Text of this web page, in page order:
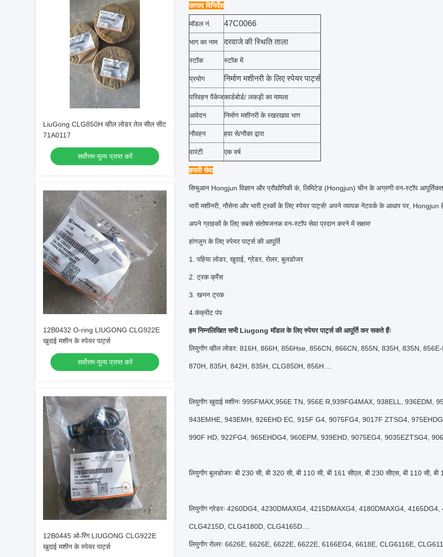
LiuGong CLG850H व्हील लोडर तेल सील सीट
71A0117
सर्वोत्तम मूल्य प्राप्त करें
12B0432 O-ring LIUGONG CLG922E
खुदाई मशीन के स्पेयर पार्ट्स
सर्वोत्तम मूल्य प्राप्त करें
12B0445 ओ-रिंग LIUGONG CLG922E
खुदाई मशीन के स्पेयर पार्ट्स
उत्पाद विनिर्देश
मॉडल नं. 47C0066
भाग का नाम दरवाजे की स्थिति ताला
स्टॉक स्टॉक में
प्रयोग निर्माण मशीनरी के लिए स्पेयर पार्ट्स
परिवहन पैकेजकार्डबोर्ड/ लकड़ी का मामला
आवेदन निर्माण मशीनरी के रखरखाव भाग
नौवहन हवा से/नौका द्वारा
वारंटी एक वर्ष
हमारी सेवा
सिचुआन Hongjun विज्ञान और प्रौद्योगिकी कं, लिमिटेड (Hongjun) चीन के अग्रणी वन-स्टॉप
भारी मशीनरी, नौसेना और भारी ट्रकों के लिए स्पेयर पार्ट्स! अपने व्यापक नेटवर्क के आधार पर, Hongjun
अपने ग्राहकों के लिए सबसे संतोषजनक वन-स्टॉप सेवा प्रदान करने में सक्षम!
हांगजुन के लिए स्पेयर पार्ट्स की आपूर्ति
1. पहिया लोडर, खुदाई, ग्रेडर, रोलर, बुलडोजर
2. ट्रक क्रैंस
3. खनन ट्रक
4.कंक्रीट पंप
हम निम्नलिखित सभी Liugong मॉडल के लिए स्पेयर पार्ट्स की आपूर्ति कर सकते हैंः
लियुगोंग व्हील लोडर: 816H, 866H, 856Hse, 856CN, 866CN, 855N, 835H, 835N,
870H, 835H, 842H, 835H, CLG850H, 856H....
लियुगोंग खुदाई मशीनः 995FMAX,956E TN, 956E R,939FG4MAX, 938ELL, 936EDM,
943EMHE, 943EMH, 926EHD EC, 915F G4, 9075FG4, 9017F ZTSG4,
990F HD, 922FG4, 965EHDG4, 960EPM, 939EHD, 9075EG4, 9035EZTSG4,
लियुगोंग बुलडोजरः बी 230 सी, बी 320 सी, बी 110 सी, बी 161 सीएल, बी 230 सीएस, बी 110 सी, बी
लियुगोंग ग्रेडरः 4260DG4, 4230DMAXG4, 4215DMAXG4, 4180DMAXG4,
CLG4215D, CLG4180D, CLG4165D....
लियुगोंग रोलरः 6626E, 6626E, 6622E, 6622E, 6166EG4, 6618E, CLG6116E,